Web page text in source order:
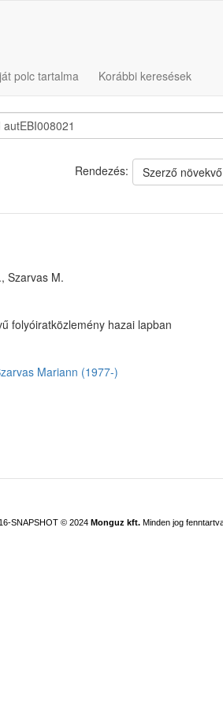
polc tartalma Korábbi keresések
Rendezés: Szerző növekvő
Szarvas M.
folyóiratközlemény hazai lapban
Mariann (1977-)
SNAPSHOT © 2024 Monguz kft. Minden jog